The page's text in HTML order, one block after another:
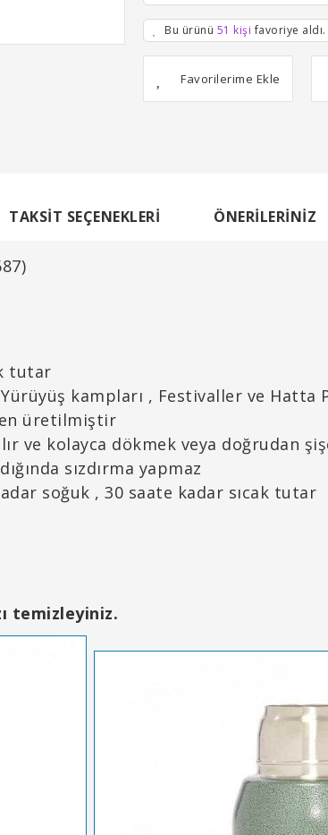
Bu ürünü 51 kişi favoriye aldı.
TAKSIT SEÇENEKLERI ÖNERILERINIZ
tutar
Yürüyüş kampları , Festivaller ve
üretilmiştir
ve kolayca dökmek veya doğrudan
sızdırma yapmaz
soğuk , 30 saate kadar sıcak tutar
temizleyiniz.